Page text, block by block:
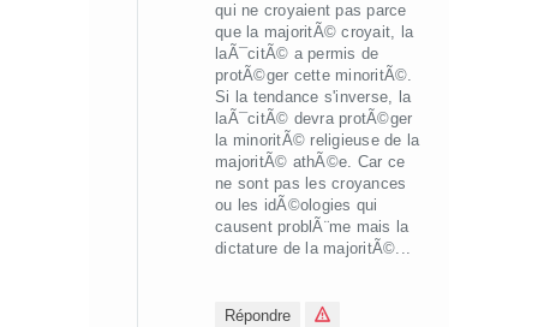
qui ne croyaient pas parce
que la majoritÃ© croyait, la
laÃ¯citÃ© a permis de
protÃ©ger cette minoritÃ©.
Si la tendance s'inverse, la
laÃ¯citÃ© devra protÃ©ger
la minoritÃ© religieuse de la
majoritÃ© athÃ©e. Car ce
ne sont pas les croyances
ou les idÃ©ologies qui
causent problÃ¨me mais la
dictature de la majoritÃ©...
Répondre